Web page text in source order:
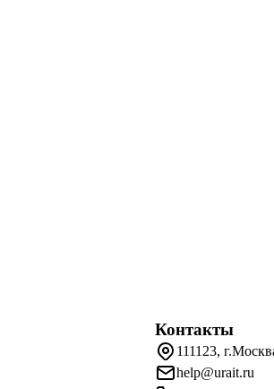
Контакты
111123,
help@urait.ru